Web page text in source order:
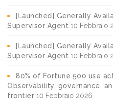
[Launched] Generally
Supervisor Agent 10 Febbraio
[Launched] Generally
Supervisor Agent 10 Febbraio
80% of Fortune 500 use
Observability, governance,
frontier 10 Febbraio 2026